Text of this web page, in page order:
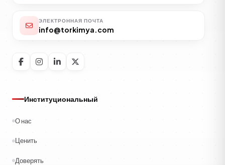
ЭЛЕКТРОННАЯ ПОЧТА
info@torkimya.com
Институциональный
О нас
Ценить
Доверять